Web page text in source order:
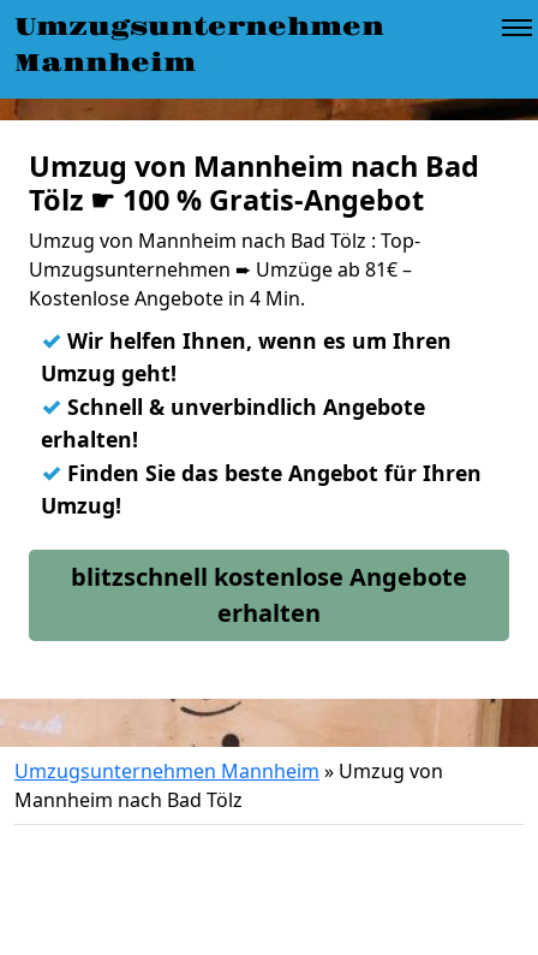
Umzugsunternehmen
Mannheim
Umzug von Mannheim nach Bad
Tölz ☛ 100 % Gratis-Angebot
Umzug von Mannheim nach Bad Tölz : Top-
Umzugsunternehmen ➨ Umzüge ab 81€ –
Kostenlose Angebote in 4 Min.
✓ Wir helfen Ihnen, wenn es um Ihren
Umzug geht!
✓ Schnell & unverbindlich Angebote
erhalten!
✓ Finden Sie das beste Angebot für Ihren
Umzug!
blitzschnell kostenlose Angebote
erhalten
Umzugsunternehmen Mannheim » Umzug von
Mannheim nach Bad Tölz